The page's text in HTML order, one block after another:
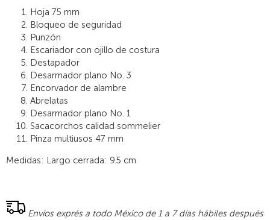
Hoja 75 mm
Bloqueo de seguridad
Punzón
Escariador con ojillo de costura
Destapador
Desarmador plano No. 3
Encorvador de alambre
Abrelatas
Desarmador plano No. 1
Sacacorchos calidad sommelier
Pinza multiusos 47 mm
Medidas: Largo cerrada: 9.5 cm
Envíos exprés a todo México de 1 a 7 días hábiles después